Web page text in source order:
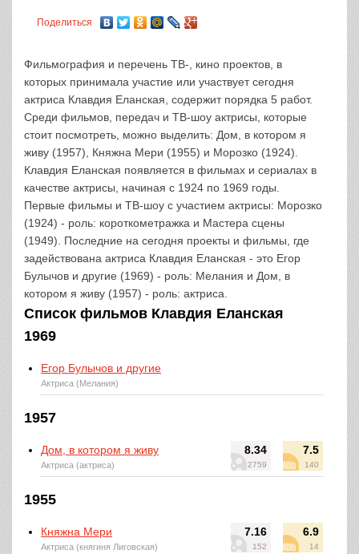
Поделиться
Фильмография и перечень ТВ-, кино проектов, в
которых принимала участие или участвует сегодня
актриса Клавдия Еланская, содержит порядка 5 работ.
Среди фильмов, передач и ТВ-шоу актрисы, которые
стоит посмотреть, можно выделить: Дом, в котором я
живу (1957), Княжна Мери (1955) и Морозко (1924).
Клавдия Еланская появляется в фильмах и сериалах в
качестве актрисы, начиная с 1924 по 1969 годы.
Первые фильмы и ТВ-шоу с участием актрисы: Морозко
(1924) - роль: короткометражка и Мастера сцены
(1949). Последние на сегодня проекты и фильмы, где
задействована актриса Клавдия Еланская - это Егор
Булычов и другие (1969) - роль: Мелания и Дом, в
котором я живу (1957) - роль: актриса.
Список фильмов Клавдия Еланская
1969
Егор Булычов и другие
Актриса (Мелания)
1957
8.34
2759
7.5
140
Дом, в котором я живу
Актриса (актриса)
1955
7.16
152
6.9
14
Княжна Мери
Актриса (княгиня Лиговская)